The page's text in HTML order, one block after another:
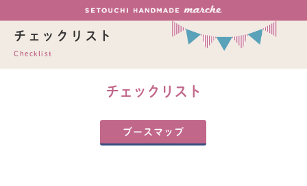
チェックリスト
Checklist
チェックリスト
ブースマップ